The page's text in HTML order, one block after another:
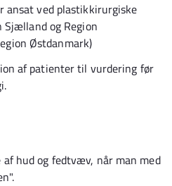
ansat ved plastikkirurgiske
Sjælland og Region
Østdanmark)
af patienter til vurdering før
hud og fedtvæv, når man med